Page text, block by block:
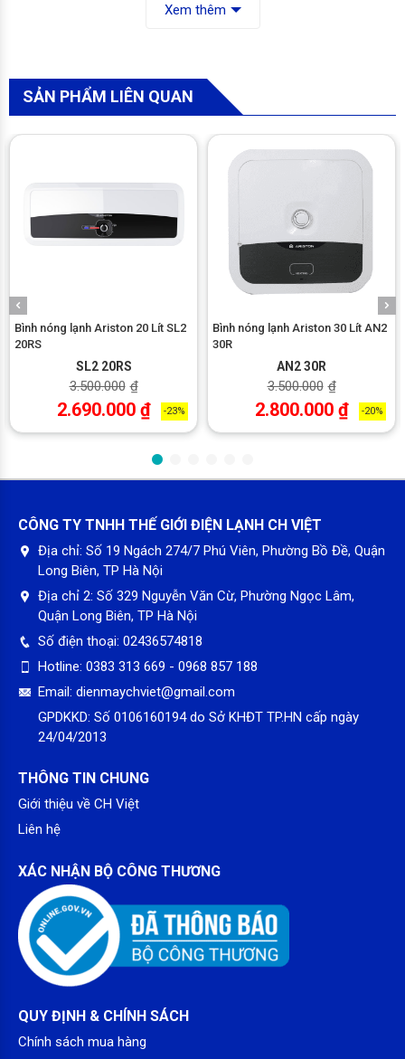
Bình nóng lạnh Picenza có dung tích lên 30 Lít thỏa mãn mọi
nhu cầu tắm giặt hằng ngày của bạn. Sản phẩm là sự lựa chọn
những gia đình có nhiều thành viên.
Cảm biến nhiệt tự động
Bình tắm nóng lạnh có cảm biến nhiệt tự động ngắt điện khi
phát hiện nhiệt độ nước cao vượt mức cho phép, ngăn chặn
Picenza N30Lux có lớp men Titan đóng vai trò là chiếc áo
bảo vệ thanh đốt khỏi sự ăn mòn của các cặn bẩn, làm gia
tăng tuổi thọ thanh đốt và hạn chế tiêu hao năng lượng.
Xem thêm
SẢN PHẨM LIÊN QUAN
Bình nóng lạnh Ariston 20 Lít SL2
20RS
SL2 20RS
3.500.000 ₫
2.690.000 ₫ -23%
Bình nóng lạnh Ariston 30 Lít AN2
30R
AN2 30R
3.500.000 ₫
2.800.000 ₫ -20%
CÔNG TY TNHH THẾ GIỚI ĐIỆN LẠNH CH VIỆT
Địa chỉ: Số 19 Ngách 274/7 Phú Viên, Phường Bồ Đề, Quận
Long Biên, TP Hà Nội
Địa chỉ 2: Số 329 Nguyễn Văn Cừ, Phường Ngọc Lâm,
Quận Long Biên, TP Hà Nội
Số điện thoại: 02436574818
Hotline: 0383 313 669 - 0968 857 188
Email: dienmaychviet@gmail.com
GPDKKD: Số 0106160194 do Sở KHĐT TP.HN cấp ngày
24/04/2013
THÔNG TIN CHUNG
Giới thiệu về CH Việt
Liên hệ
XÁC NHẬN BỘ CÔNG THƯƠNG
QUY ĐỊNH & CHÍNH SÁCH
Chính sách mua hàng